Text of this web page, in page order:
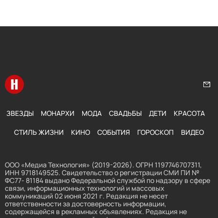
Перейти на главную
ЗВЕЗДЫ МОНАРХИ МОДА СВАДЬБЫ ДЕТИ КРАСОТА
СТИЛЬ ЖИЗНИ КИНО СОБЫТИЯ ГОРОСКОП ВИДЕО
ООО «Медиа Технология» (2019-2026). ОГРН 1197746707311,
ИНН 9718149525. Свидетельство о регистрации СМИ ПИ №
ФС77- 81184 выдано Федеральной службой по надзору в сфере
связи, информационных технологий и массовых
коммуникаций 02 июня 2021 г. Редакция не несет
ответственности за достоверность информации,
содержащейся в рекламных объявлениях. Редакция не